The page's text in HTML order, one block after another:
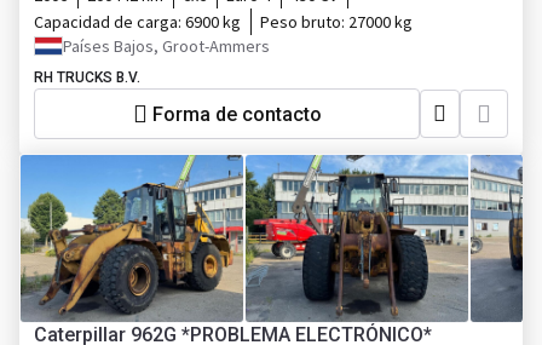
Capacidad de carga: 6900 kg Peso bruto: 27000 kg
Países Bajos, Groot-Ammers
RH TRUCKS B.V.
Forma de contacto
Caterpillar 962G *PROBLEMA ELECTRÓNICO*